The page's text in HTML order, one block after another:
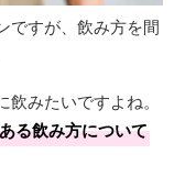
ですが、飲み方を間
みたいですよね。
る飲み方について